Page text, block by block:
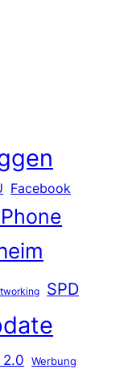
Facebook
SPD
2.0 Werbung